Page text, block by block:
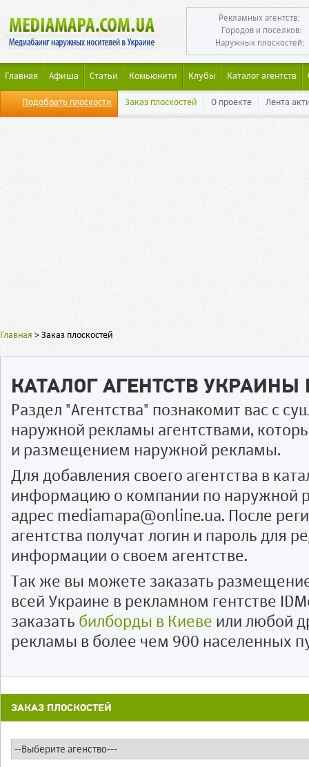
Рекламных агентств:
Городов и поселков:
Наружных плоскостей:
Главная Афиша Статьи Комьюнити Клубы Каталог агентств
Подобрать плоскости Заказ плоскостей О проекте Лента
Главная > Заказ плоскостей
КАТАЛОГ АГЕНТСТВ
Раздел "Агентства" познакомит вас с
наружной рекламы агентствами,
и размещением наружной рекламы.
Для добавления своего агентства в
информацию о компании по наружной
адрес mediamapa@online.ua. После
агентства получат логин и пароль для
информации о своем агентстве.
Так же вы можете заказать
всей Украине в рекламном гентстве
заказать билборды в Киеве или любой
рекламы в более чем 900 населенных
ЗАКАЗ ПЛОСКОСТЕЙ